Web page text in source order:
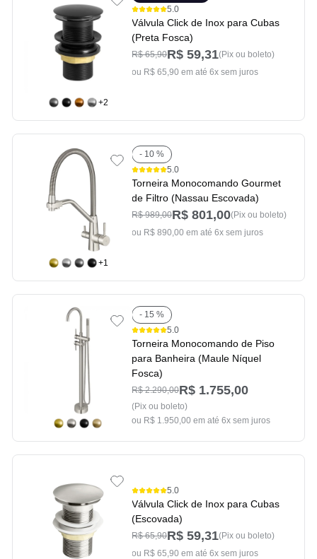
+2
5.0
Válvula Click de Inox para Cubas
(Preta Fosca)
R$ 65,90R$ 59,31(Pix ou boleto)
ou R$ 65,90 em até 6x sem juros
+1
- 10 %
5.0
Torneira Monocomando Gourmet
de Filtro (Nassau Escovada)
R$ 989,00R$ 801,00(Pix ou boleto)
ou R$ 890,00 em até 6x sem juros
- 15 %
5.0
Torneira Monocomando de Piso
para Banheira (Maule Níquel
Fosca)
R$ 2.290,00R$ 1.755,00
(Pix ou boleto)
ou R$ 1.950,00 em até 6x sem juros
5.0
Válvula Click de Inox para Cubas
(Escovada)
R$ 65,90R$ 59,31(Pix ou boleto)
ou R$ 65,90 em até 6x sem juros